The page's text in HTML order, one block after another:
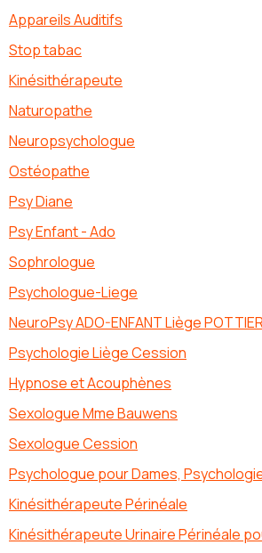
Appareils Auditifs
Stop tabac
Kinésithérapeute
Naturopathe
Neuropsychologue
Ostéopathe
Psy Diane
Psy Enfant - Ado
Sophrologue
Psychologue-Liege
NeuroPsy ADO-ENFANT Liège
Psychologie Liège Cession
Hypnose et Acouphènes
Sexologue Mme Bauwens
Sexologue Cession
Psychologue pour Dames,
Kinésithérapeute Périnéale
Kinésithérapeute Urinaire Périnéale